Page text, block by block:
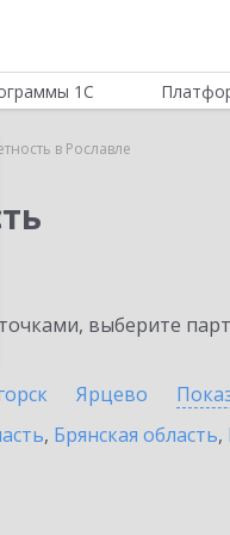
1С
в Рославле
выберите
Ярцево
, Брянская область,